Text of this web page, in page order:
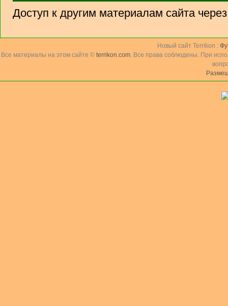
Доступ к другим материалам сайта
Новый сайт Terrikon :
Все материалы на этом сайте © terrikon.com. Все права соблюдены. При